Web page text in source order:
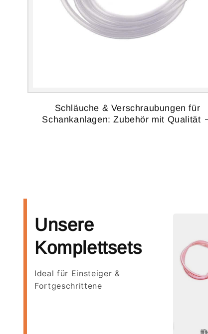
Schläuche & Verschraubungen für
Schankanlagen: Zubehör mit Qualität
Unsere
Komplettsets
Ideal für Einsteiger &
Fortgeschrittene